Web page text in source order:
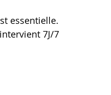
essentielle.
7J/7